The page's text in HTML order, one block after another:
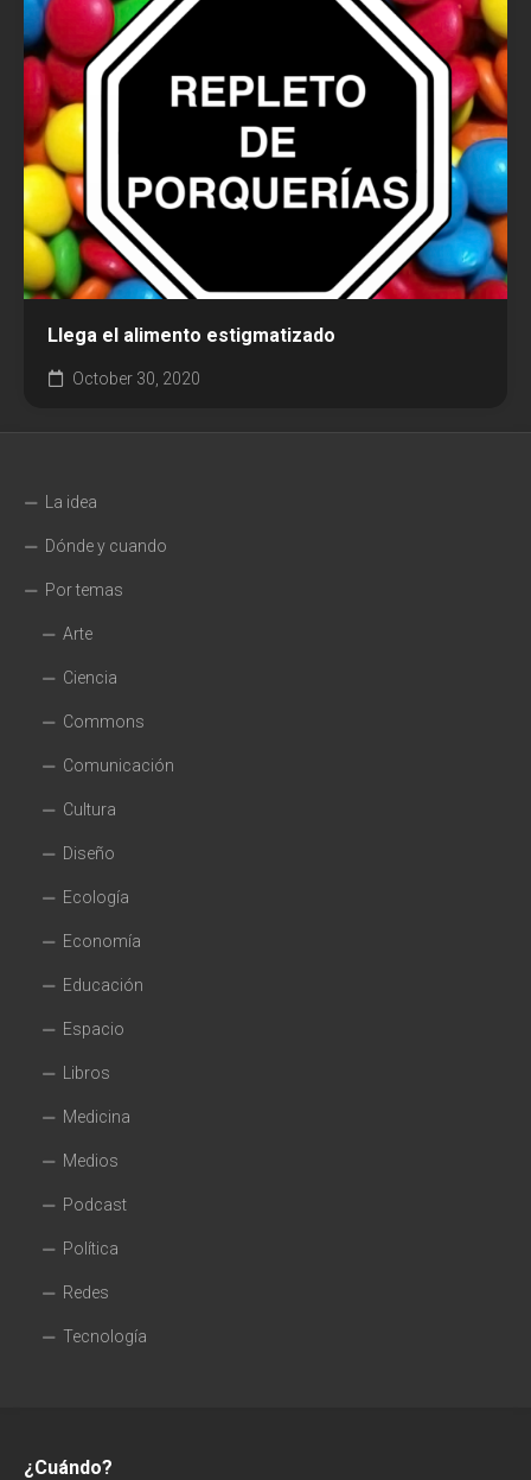
Llega el alimento estigmatizado
October 30, 2020
La idea
Dónde y cuando
Por temas
Arte
Ciencia
Commons
Comunicación
Cultura
Diseño
Ecología
Economía
Educación
Espacio
Libros
Medicina
Medios
Podcast
Política
Redes
Tecnología
¿Cuándo?